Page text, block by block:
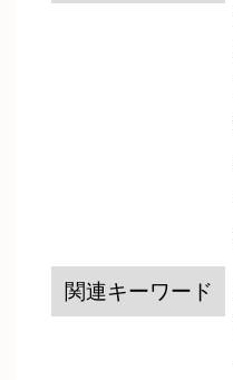
関連キーワード